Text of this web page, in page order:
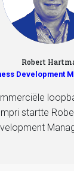
Robert
Development
startte